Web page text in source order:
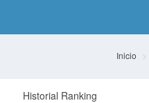
Inicio
Historial Ranking